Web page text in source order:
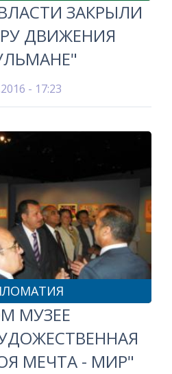
ЗАКРЫЛИ
ДВИЖЕНИЯ
- 17:23
МУЗЕЕ
МЕЧТА - МИР"